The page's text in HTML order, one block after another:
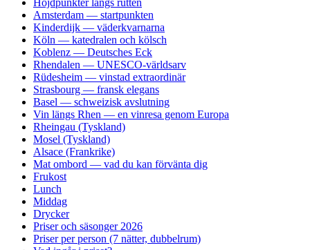
Amsterdam — startpunkten
Kinderdijk — väderkvarnarna
Köln — katedralen och kölsch
Koblenz — Deutsches Eck
Rhendalen — UNESCO-världsarv
Rüdesheim — vinstad extraordinär
Strasbourg — fransk elegans
Basel — schweizisk avslutning
Vin längs Rhen — en vinresa genom Europa
Rheingau (Tyskland)
Mosel (Tyskland)
Alsace (Frankrike)
Mat ombord — vad du kan förvänta dig
Frukost
Lunch
Middag
Drycker
Priser och säsonger 2026
Priser per person (7 nätter, dubbelrum)